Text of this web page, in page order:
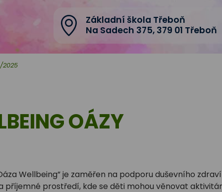
Základní škola Třeboň
Na Sadech 375,379 01 Třeboň
2025
OÁZY
Wellbeing” je zaměřen na podporu duševního
příjemné prostředí, kde se děti mohou věnovat